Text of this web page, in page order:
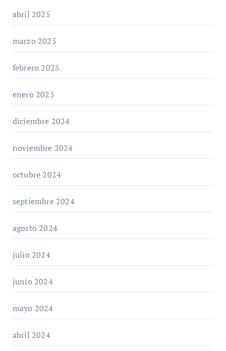
abril 2025
marzo 2025
febrero 2025
enero 2025
diciembre 2024
noviembre 2024
octubre 2024
septiembre 2024
agosto 2024
julio 2024
junio 2024
mayo 2024
abril 2024